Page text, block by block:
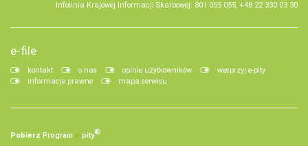
Infolinia Krajowej Informacji Skarbowej: 801 055 055, +48 22 330 03 30
e-file
kontakt o nas opinie użytkowników
wesprzyj e-pity
informacje prawne
mapa serwisu
Pobierz Program e‑pity®